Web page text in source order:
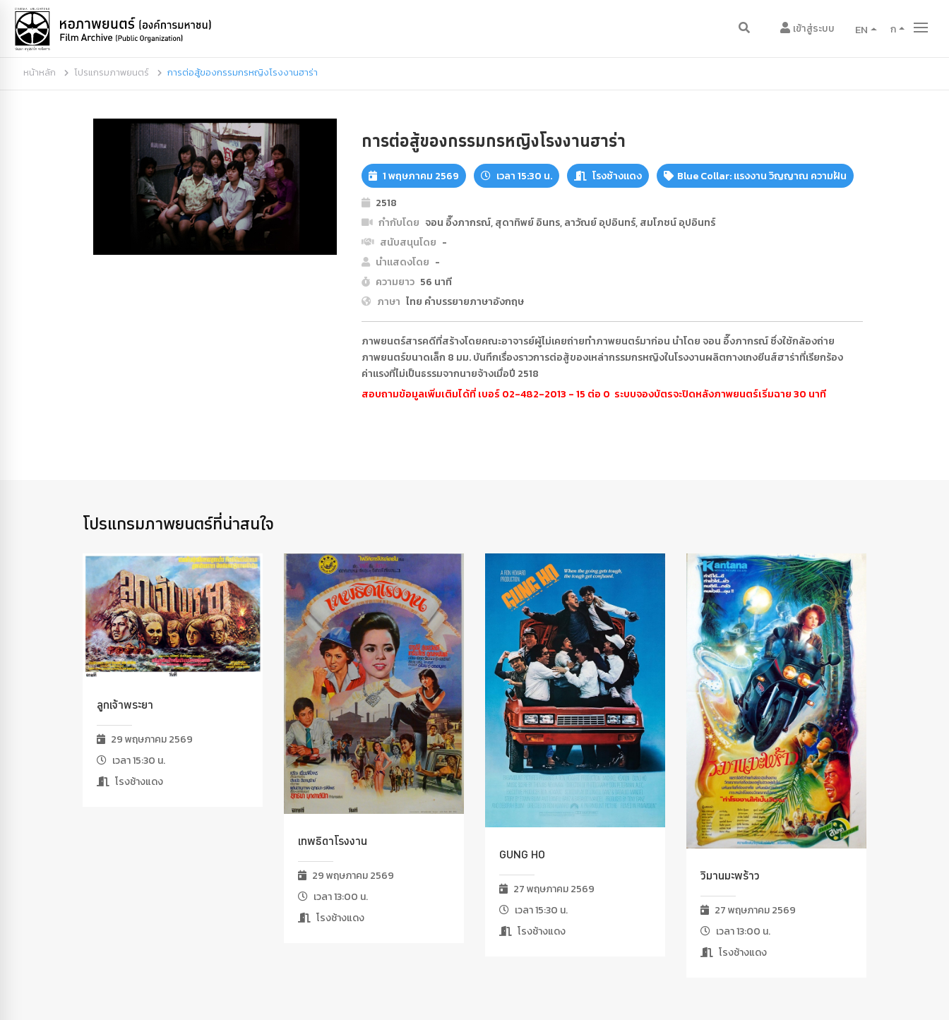
เข้าสู่ระบบ EN ก
หน้าหลัก โปรแกรมภาพยนตร์ การต่อสู้ของกรรมกรหญิงโรงงานฮาร่า
การต่อสู้ของกรรมกรหญิงโรงงานฮาร่า
1 พฤษภาคม 2569 เวลา 15:30 น. โรงช้างแดง
Blue Collar: แรงงาน วิญญาณ ความฝัน
2518
กำกับโดย จอน อึ๊งภากรณ์, สุดาทิพย์ อินทร, ลาวัณย์ อุปอินทร์, สมโภชน์ อุปอินทร์
สนับสนุนโดย -
นำแสดงโดย -
ความยาว 56 นาที
ภาษา ไทย คำบรรยายภาษาอังกฤษ
ภาพยนตร์สารคดีที่สร้างโดยคณะอาจารย์ผู้ไม่เคยถ่ายทำภาพยนตร์มาก่อน นำโดย จอน อึ๊งภากรณ์ ซึ่งใช้กล้องถ่าย
ภาพยนตร์ขนาดเล็ก 8 มม. บันทึกเรื่องราวการต่อสู้ของเหล่ากรรมกรหญิงในโรงงานผลิตกางเกงยีนส์ฮาร่าที่เรียกร้อง
ค่าแรงที่ไม่เป็นธรรมจากนายจ้างเมื่อปี 2518
สอบถามข้อมูลเพิ่มเติมได้ที่ เบอร์ 02-482-2013 - 15 ต่อ 0 ระบบจองบัตรจะปิดหลังภาพยนตร์เริ่มฉาย 30 นาที
โปรแกรมภาพยนตร์ที่น่าสนใจ
ลูกเจ้าพระยา
29 พฤษภาคม 2569
เวลา 15:30 น.
โรงช้างแดง
เทพธิดาโรงงาน
29 พฤษภาคม 2569
เวลา 13:00 น.
โรงช้างแดง
GUNG HO
27 พฤษภาคม 2569
เวลา 15:30 น.
โรงช้างแดง
วิมานมะพร้าว
27 พฤษภาคม 2569
เวลา 13:00 น.
โรงช้างแดง